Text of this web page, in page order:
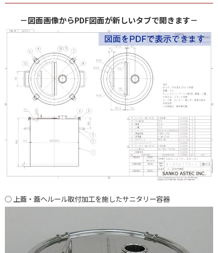
－図面画像からPDF図面が新しいタブで開きます－
上蓋・蓋ヘルール取付加工を施したサニタリー容器